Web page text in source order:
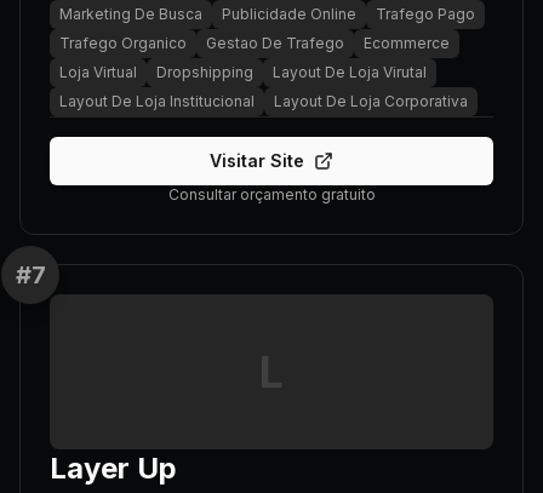
Marketing De Busca Publicidade Online
Trafego Pago
Trafego Organico
Gestao De Trafego
Ecommerce
Loja Virtual
Dropshipping
Layout De Loja Virutal
Layout De Loja Institucional
Layout De Loja Corporativa
Visitar Site
Consultar orçamento gratuito
#7
L
Layer Up